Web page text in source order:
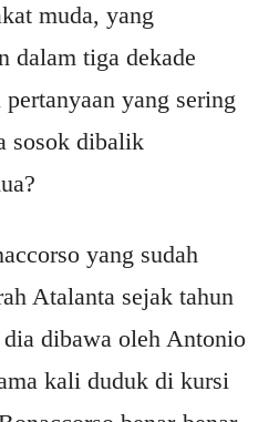
muda, yang
dalam tiga dekade
yang sering
sosok dibalik
yang sudah
Atalanta sejak tahun
dia dibawa oleh Antonio
kali duduk di kursi